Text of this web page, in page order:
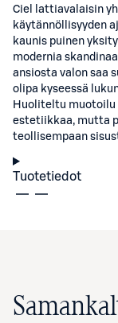
Ciel lattiavalaisin
käytännöllisyyden
kaunis puinen
modernia
ansiosta valon saa
olipa kyseessä
Huoliteltu
estetiikkaa, mutta
teollisempaan
Tuotetiedot